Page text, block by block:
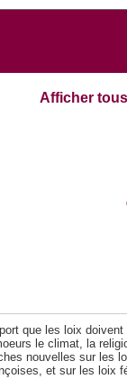
Afficher
que les loix
le climat, la
nouvelles sur les
et sur les loix